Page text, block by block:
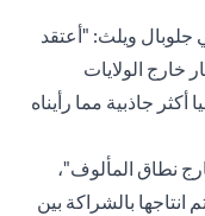
جلوبال ويلث: "أعتقد
خارج الولايات
جاذبية مما رأيناه
نطاق المألوف"،
بالشراكة بين